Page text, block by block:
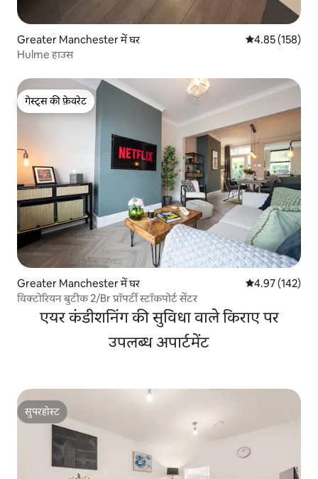
Greater Manchester में घर औसत रेटिंग 5 में से
4.85 (158)
Hulme हाउस
गेस्ट्स की फ़ेवरेट
गेस्ट्स की फ़ेवरेट
Greater Manchester में घर औसत रेटिंग 5 में से
4.97 (142)
विक्टोरियन बुटीक 2/Br प्रॉपर्टी स्टॉकपोर्ट सेंटर
एयर कंडीशनिंग की सुविधा वाले किराए पर
उपलब्ध अपार्टमेंट
सुपरहोस्ट
सुपरहोस्ट